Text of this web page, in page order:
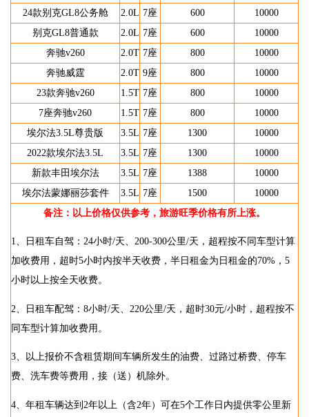
24款别克GL8公务舱
2.0L 7座 600
10000
别克GL8普通款
2.0L 7座 600
10000
奔驰v260
2.0T 7座 800
10000
奔驰威霆
2.0T 9座 800
10000
23款奔驰v260
1.5T 7座 800
10000
7座奔驰v260
1.5T 7座 800
10000
埃尔法3.5L尊贵版
3.5L 7座 1300
10000
2022款埃尔法3.5L
3.5L 7座 1300
10000
新款丰田埃尔法
3.5L 7座 1388
10000
埃尔法蒙娜丽莎套件
3.5L 7座 1500
10000
备注：以上价格仅供参考，旅游旺季价格有所上涨。
1、日租车自驾：24小时/天、200-300公里/天，超程按不同车型计算
加收费用，超时5小时内按半天收费，半日租金为日租金的70%，5
小时以上按全天收费。
2、日租车配驾：8小时/天、220公里/天，超时30元/小时，超程按不
同车型计算加收费用。
3、以上报价不含租赁期间车辆所发生的油费、过路过桥费、停车
费、洗车费等费用，接（送）机除外。
4、年租车辆达到2年以上（含2年）可在5个工作日内提供零公里新